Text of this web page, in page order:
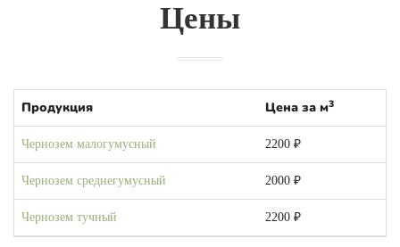
Цены
Продукция Цена за м3
Чернозем малогумусный 2200 ₽
Чернозем среднегумусный 2000 ₽
Чернозем тучный 2200 ₽